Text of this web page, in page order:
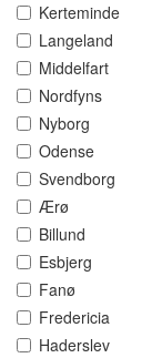
Kerteminde
Langeland
Middelfart
Nordfyns
Nyborg
Odense
Svendborg
Ærø
Billund
Esbjerg
Fanø
Fredericia
Haderslev